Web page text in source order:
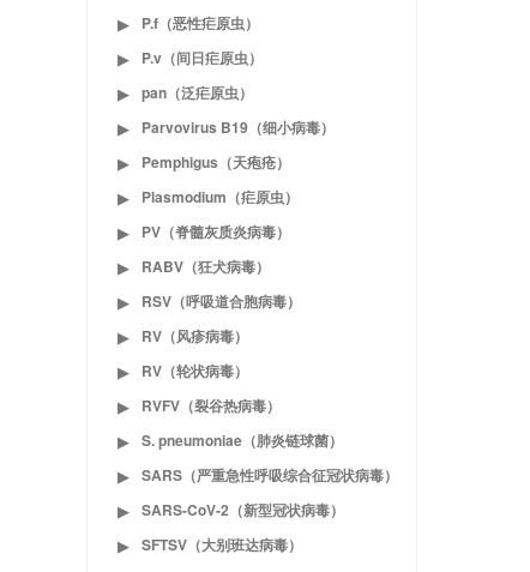
▶
P.f（恶性疟原虫）
▶
P.v（间日疟原虫）
▶
pan（泛疟原虫）
▶
Parvovirus B19（细小病毒）
▶
Pemphigus（天疱疮）
▶
Plasmodium（疟原虫）
▶
PV（脊髓灰质炎病毒）
▶
RABV（狂犬病毒）
▶
RSV（呼吸道合胞病毒）
▶
RV（风疹病毒）
▶
RV（轮状病毒）
▶
RVFV（裂谷热病毒）
▶
S. pneumoniae（肺炎链球菌）
▶
SARS（严重急性呼吸综合征冠状病毒）
▶
SARS-CoV-2（新型冠状病毒）
▶
SFTSV（大别班达病毒）